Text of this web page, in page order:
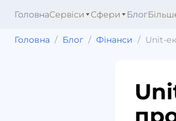
ГоловнаСервіси Сфери Блог
Головна / Блог / Фінанси / Unit-